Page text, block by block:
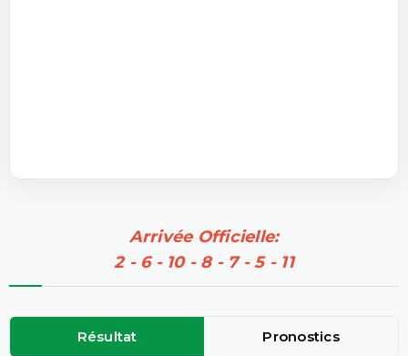
Arrivée Officielle:
2 - 6 - 10 - 8 - 7 - 5 - 11
Résultat Pronostics